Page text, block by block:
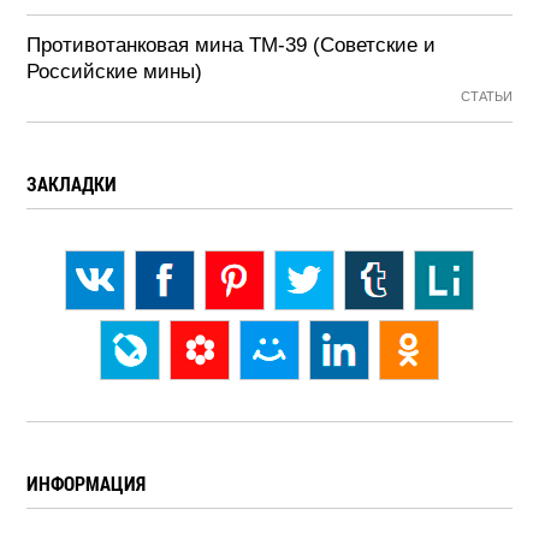
Противотанковая мина ТМ-39 (Советские и
Российские мины)
СТАТЬИ
ЗАКЛАДКИ
ИНФОРМАЦИЯ